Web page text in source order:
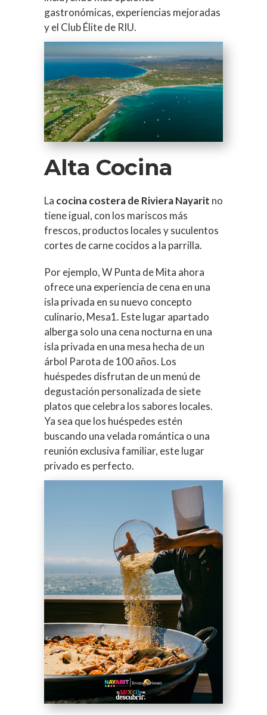
gastronómicas, experiencias mejoradas
y el Club Élite de RIU.
Alta Cocina
La cocina costera de Riviera Nayarit no
tiene igual, con los mariscos más
frescos, productos locales y suculentos
cortes de carne cocidos a la parrilla.
Por ejemplo, W Punta de Mita ahora
ofrece una experiencia de cena en una
isla privada en su nuevo concepto
culinario, Mesa1. Este lugar apartado
alberga solo una cena nocturna en una
isla privada en una mesa hecha de un
árbol Parota de 100 años. Los
huéspedes disfrutan de un menú de
degustación personalizada de siete
platos que celebra los sabores locales.
Ya sea que los huéspedes estén
buscando una velada romántica o una
reunión exclusiva familiar, este lugar
privado es perfecto.